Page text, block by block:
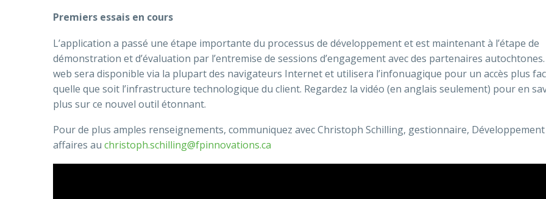
Premiers essais en cours
L’application a passé une étape importante du processus de développement et est maintenant à l’étape de
démonstration et d’évaluation par l’entremise de sessions d’engagement avec des partenaires autochtones.
web sera disponible via la plupart des navigateurs Internet et utilisera l’infonuagique pour un accès plus
quelle que soit l’infrastructure technologique du client. Regardez la vidéo (en anglais seulement) pour en
plus sur ce nouvel outil étonnant.
Pour de plus amples renseignements, communiquez avec Christoph Schilling, gestionnaire,
affaires au christoph.schilling@fpinnovations.ca